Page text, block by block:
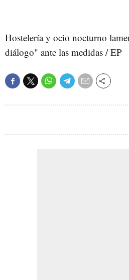
Hostelería y ocio nocturno
diálogo" ante las medidas / EP